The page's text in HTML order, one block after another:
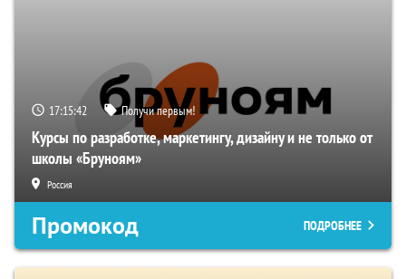
17:15:40 Получи первым!
Курсы по разработке, маркетингу, дизайну и не только от
школы «Бруноям»
Россия
Промокод ПОДРОБНЕЕ